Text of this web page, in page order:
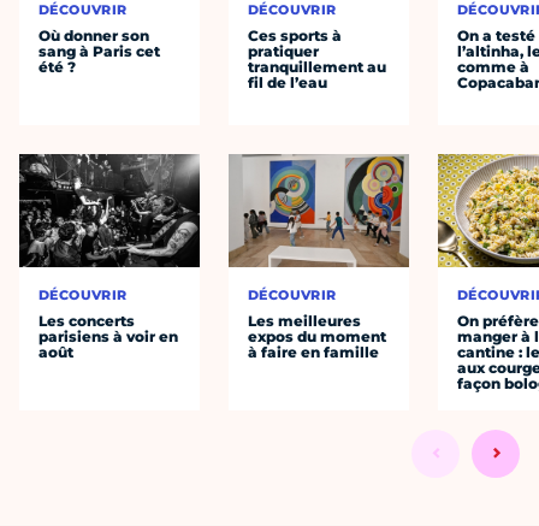
DÉCOUVRIR
Où donner son
sang à Paris cet
été ?
DÉCOUVRIR
Les concerts
parisiens à voir en
août
DÉCOUVRIR
Ces sports à
pratiquer
tranquillement au
fil de l’eau
DÉCOUVRIR
Les meilleures
expos du moment
à faire en famille
On a testé
l’altinha,
comme à
On préfère
manger à
cantine :
aux
façon